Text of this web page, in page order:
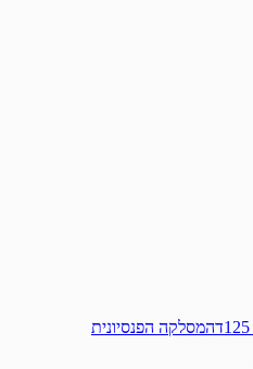
המסלקה הפנסיונית